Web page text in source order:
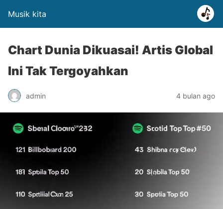
Musik kita
Chart Dunia Dikuasai! Artis Global
Ini Tak Tergoyahkan
admin 4 bulan ago